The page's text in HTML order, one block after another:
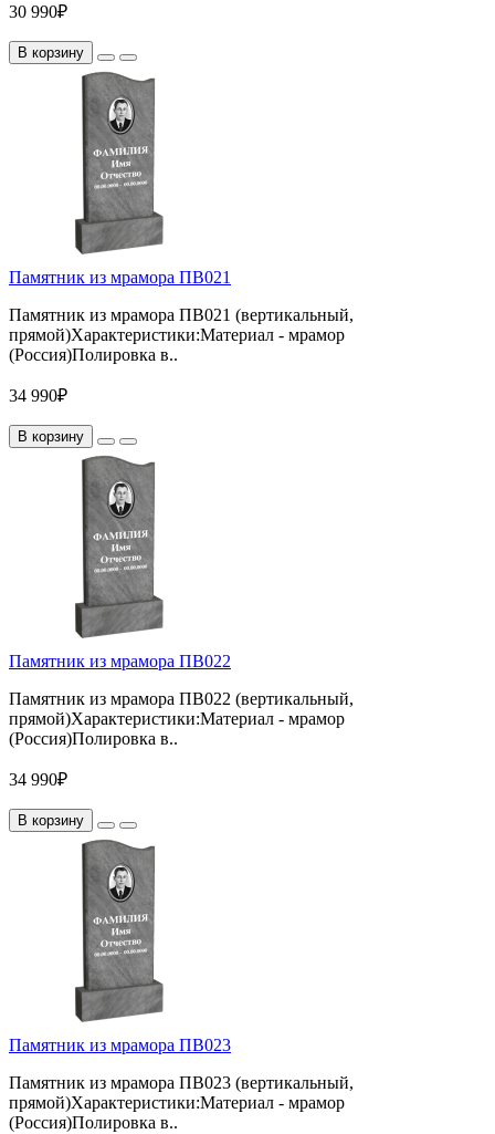
30 990₽
В корзину
Памятник из мрамора ПВ021
Памятник из мрамора ПВ021 (вертикальный,
прямой)Характеристики:Материал - мрамор
(Россия)Полировка в..
34 990₽
В корзину
Памятник из мрамора ПВ022
Памятник из мрамора ПВ022 (вертикальный,
прямой)Характеристики:Материал - мрамор
(Россия)Полировка в..
34 990₽
В корзину
Памятник из мрамора ПВ023
Памятник из мрамора ПВ023 (вертикальный,
прямой)Характеристики:Материал - мрамор
(Россия)Полировка в..